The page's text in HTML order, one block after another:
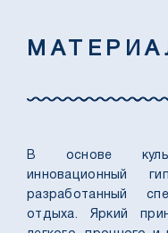
В основе
инновационный
разработанный
отдыха. Яркий